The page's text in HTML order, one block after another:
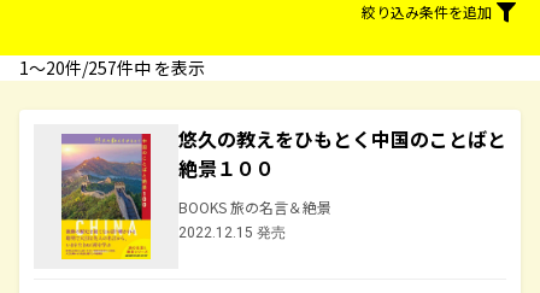
絞り込み条件を追加
1〜20件/257件中 を表示
悠久の教えをひもとく中国のことばと
絶景１００
BOOKS 旅の名言＆絶景
2022.12.15 発売